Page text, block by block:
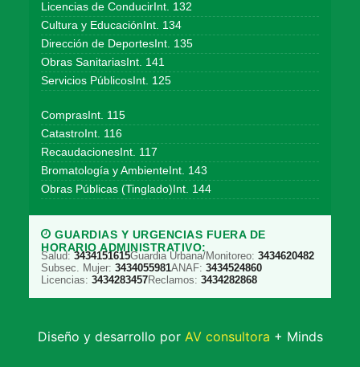
Licencias de ConducirInt. 132
Cultura y EducaciónInt. 134
Dirección de DeportesInt. 135
Obras SanitariasInt. 141
Servicios PúblicosInt. 125
ComprasInt. 115
CatastroInt. 116
RecaudacionesInt. 117
Bromatología y AmbienteInt. 143
Obras Públicas (Tinglado)Int. 144
GUARDIAS Y URGENCIAS FUERA DE
HORARIO ADMINISTRATIVO:
Salud: 3434151615Guardia Urbana/Monitoreo: 3434620482
Subsec. Mujer: 3434055981ANAF: 3434524860
Licencias: 3434283457Reclamos: 3434282868
Diseño y desarrollo por AV consultora + Minds